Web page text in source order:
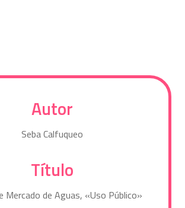
Autor
Seba Calfuqueo
Título
Mercado de Aguas, «Uso Público»